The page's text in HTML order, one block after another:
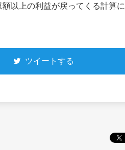
以上の利益が戻ってくる計算
ツイートする